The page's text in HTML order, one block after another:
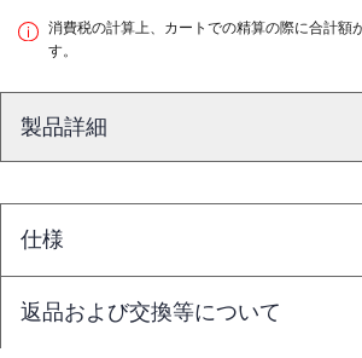
消費税の計算上、カートでの精算の際に合計額
す。
製品詳細
仕様
返品および交換等について